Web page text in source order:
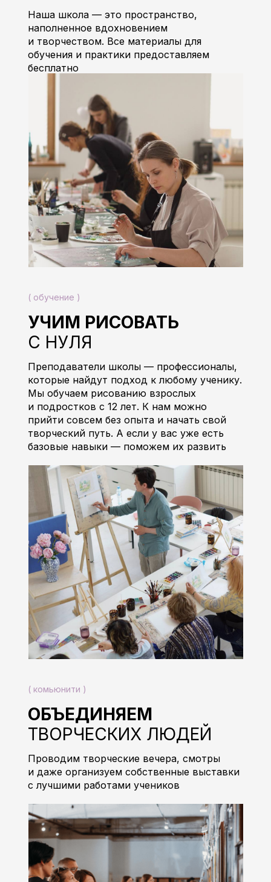
Наша школа — это пространство,
наполненное вдохновением
и творчеством. Все материалы для
обучения и практики предоставляем
бесплатно
УЧИМ РИСОВАТЬ
С НУЛЯ
Преподаватели школы — профессионалы,
которые найдут подход к любому ученику.
Мы обучаем рисованию взрослых
и подростков с 12 лет. К нам можно
прийти совсем без опыта и начать свой
творческий путь. А если у вас уже есть
базовые навыки — поможем их развить
( обучение )
ОБЪЕДИНЯЕМ
ТВОРЧЕСКИХ ЛЮДЕЙ
Проводим творческие вечера, смотры
и даже организуем собственные выставки
с лучшими работами учеников
( комьюнити )
ЗАРАБАТЫВАТЬ